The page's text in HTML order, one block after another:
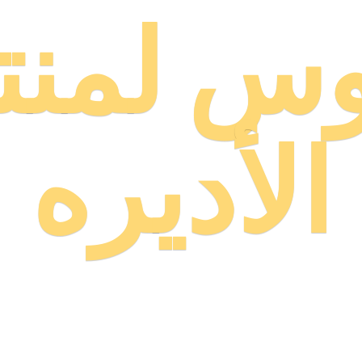
الأديره